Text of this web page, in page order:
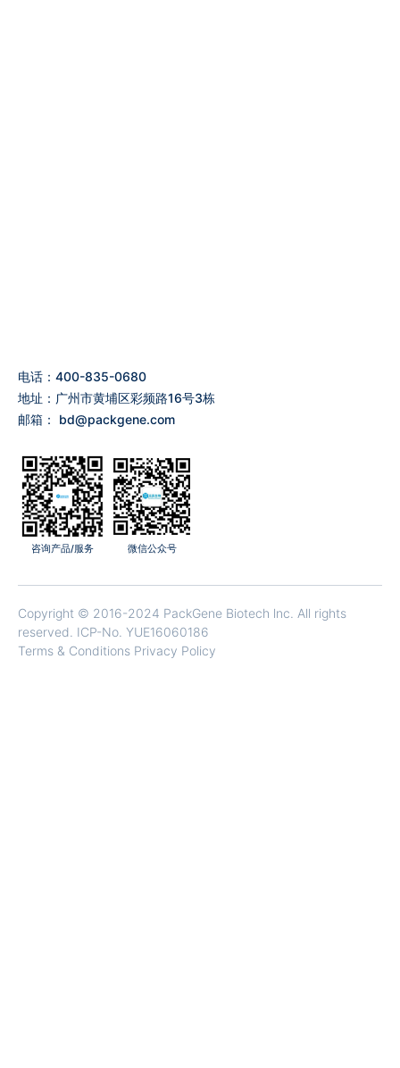
电话：400-835-0680
地址：广州市黄埔区彩频路16号3栋
邮箱：
bd@packgene.com
咨询产品/服务 微信公众号
Copyright © 2016-2024 PackGene Biotech lnc. All rights
reserved. ICP-No. YUE16060186
Terms & Conditions Privacy Policy